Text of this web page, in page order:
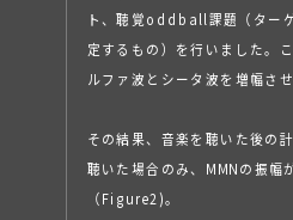
ト、聴覚oddball課題（ター
定するもの）を行いました。
ルファ波とシータ波を増幅さ
その結果、音楽を聴いた後の
聴いた場合のみ、MMNの振幅
（Figure2)。